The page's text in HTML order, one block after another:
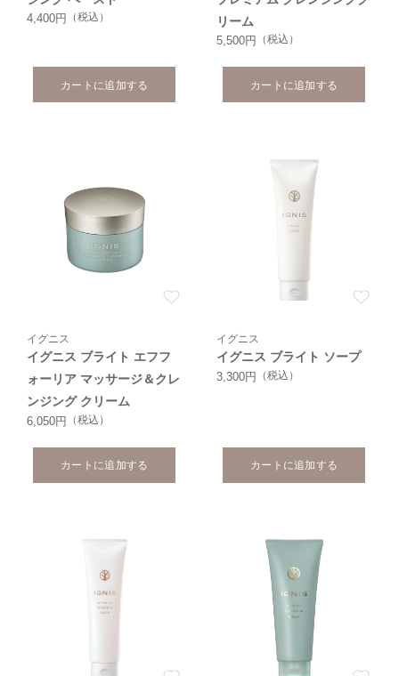
4,400円 （税込）
カートに追加する
リーム
5,500円 （税込）
カートに追加する
イグニス
イグニス ブライト エフフ
ォーリア マッサージ＆クレ
ンジング クリーム
6,050円 （税込）
カートに追加する
イグニス
イグニス ブライト ソープ
3,300円 （税込）
カートに追加する